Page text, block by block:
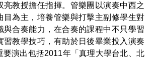
亮教授擔任指揮。管樂團以演奏中西之
目為主，培養管樂與打擊主副修學生對
與合奏能力，在合奏的課程中不只學習
習教學技巧，有助於日後畢業投入演奏
要演出包括2011年「真理大學台北、北